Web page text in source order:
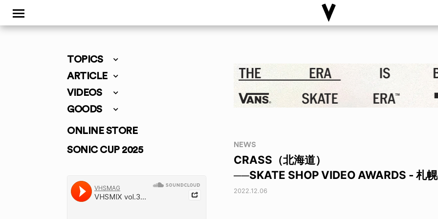
TOPICS
ARTICLE
VIDEOS
GOODS
ONLINE STORE
SONIC CUP 2025
NEWS
CRASS（北海道）
──SKATE SHOP VIDEO AWARDS - 札
2022.12.06